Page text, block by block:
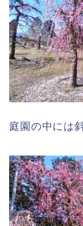
庭園の中には